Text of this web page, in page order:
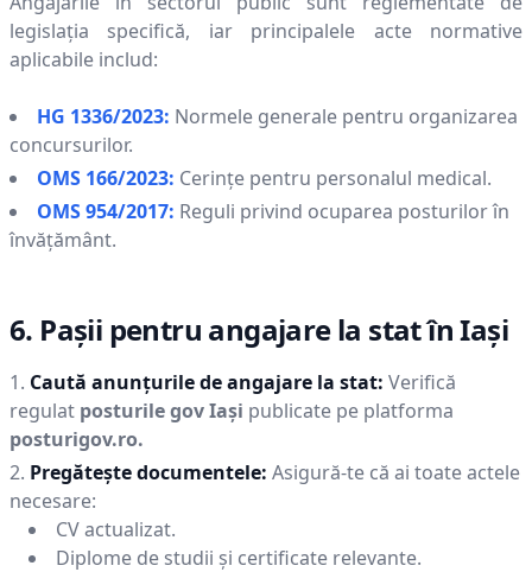
legislația specifică, iar principalele acte normative
aplicabile includ:
HG 1336/2023: Normele generale pentru organizarea
concursurilor.
OMS 166/2023: Cerințe pentru personalul medical.
OMS 954/2017: Reguli privind ocuparea posturilor în
învățământ.
6. Pașii pentru angajare la stat înIaşi
Caută anunțurile de angajare la stat: Verifică
regulat posturile govIaşi publicate pe platforma
posturigov.ro.
Pregătește documentele: Asigură-te că ai toate actele
necesare:
CV actualizat.
Diplome de studii și certificate relevante.